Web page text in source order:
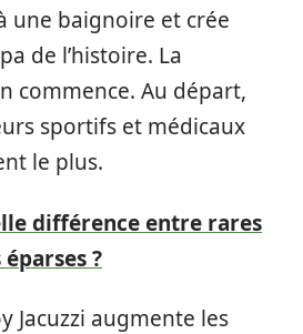
une baignoire et crée
de l’histoire. La
commence. Au départ,
sportifs et médicaux
le plus.
différence entre rares
?
Jacuzzi augmente les